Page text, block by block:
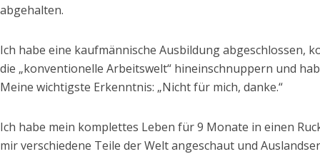
abgehalten.
Ich habe eine kaufmännische Ausbildung abgeschlossen,
die „konventionelle Arbeitswelt“ hineinschnuppern und
Meine wichtigste Erkenntnis: „Nicht für mich, danke.“
Ich habe mein komplettes Leben für 9 Monate in einen
mir verschiedene Teile der Welt angeschaut und